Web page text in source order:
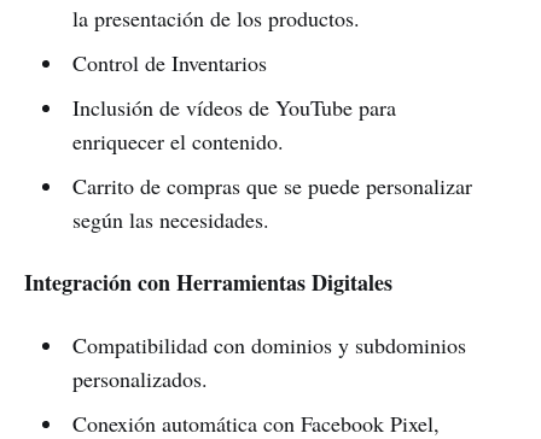
la presentación de los productos.
Control de Inventarios
Inclusión de vídeos de YouTube para
enriquecer el contenido.
Carrito de compras que se puede personalizar
según las necesidades.
Integración con Herramientas Digitales
Compatibilidad con dominios y subdominios
personalizados.
Conexión automática con Facebook Pixel,